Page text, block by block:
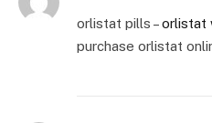
orlistat pills –orlistat
purchase orlistat